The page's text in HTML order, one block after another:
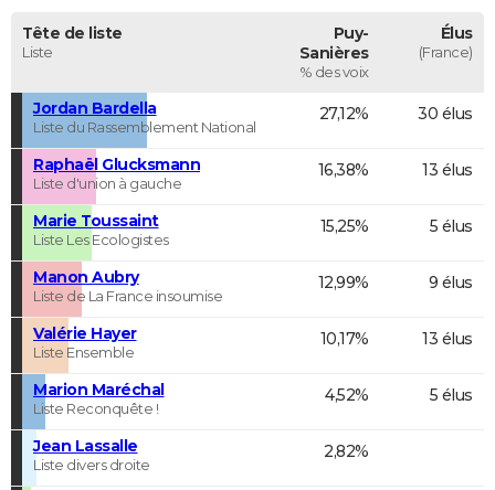
Tête de liste
Liste
Puy-
Sanières
% des voix
Élus
(France)
Jordan Bardella
Liste du Rassemblement National
27,12% 30 élus
Raphaël Glucksmann
Liste d'union à gauche
16,38% 13 élus
Marie Toussaint
Liste Les Ecologistes
15,25% 5 élus
Manon Aubry
Liste de La France insoumise
12,99% 9 élus
Valérie Hayer
Liste Ensemble
10,17% 13 élus
Marion Maréchal
Liste Reconquête !
4,52% 5 élus
Jean Lassalle
Liste divers droite
2,82%